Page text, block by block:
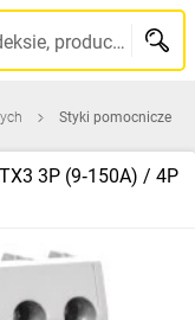
Szukaj po nazwie, indeksie, producencie, kodzie kreskowym...
Styki pomocnicze
3P (9‑150A) / 4P